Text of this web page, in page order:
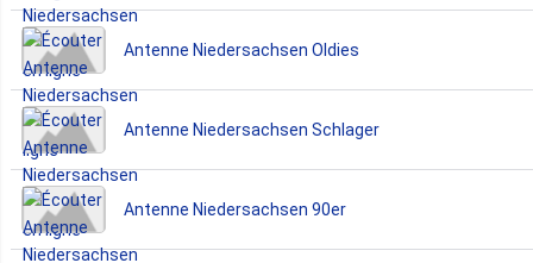
Antenne Niedersachsen Oldies
Antenne Niedersachsen Schlager
Antenne Niedersachsen 90er